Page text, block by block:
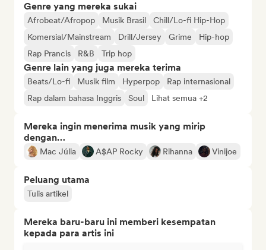
Genre yang mereka sukai
Afrobeat/Afropop Musik Brasil
Chill/Lo-fi Hip-Hop
Komersial/Mainstream
Drill/Jersey Grime
Hip-hop
Rap Prancis
R&B Trip hop
Genre lain yang juga mereka terima
Beats/Lo-fi Musik film Hyperpop
Rap internasional
Rap dalam bahasa Inggris
Soul Lihat semua +2
Mereka ingin menerima musik yang mirip
dengan…
Mac Júlia A$AP Rocky Rihanna Vinijoe
Peluang utama
Tulis artikel
Mereka baru-baru ini memberi kesempatan
kepada para artis ini